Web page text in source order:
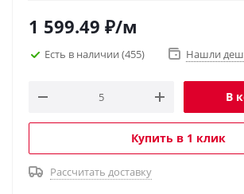
1 599.49 ₽/м
Есть в наличии (455) Нашли
В
Купить в 1 клик
Рассчитать доставку